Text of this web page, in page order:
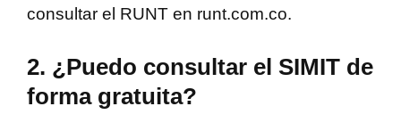
consultar el RUNT en runt.com.co.
2. ¿Puedo consultar el SIMIT de
forma gratuita?